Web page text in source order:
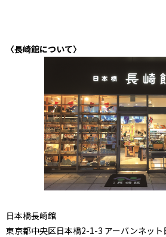
〈長崎館について〉
日本橋長崎館
東京都中央区日本橋2-1-3 アーバンネッ